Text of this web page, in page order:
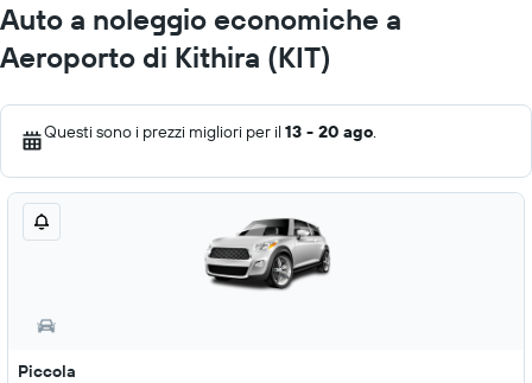
Auto a noleggio economiche a
Aeroporto di Kithira (KIT)
Questi sono i prezzi migliori per il 13 - 20 ago.
Piccola